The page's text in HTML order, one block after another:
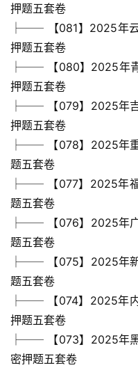
押题五套卷
├── 【081】2025年
押题五套卷
├── 【080】2025年
押题五套卷
├── 【079】2025年
押题五套卷
├── 【078】2025年
题五套卷
├── 【077】2025年
题五套卷
├── 【076】2025年
题五套卷
├── 【075】2025年
题五套卷
├── 【074】2025年
押题五套卷
├── 【073】2025年
密押题五套卷